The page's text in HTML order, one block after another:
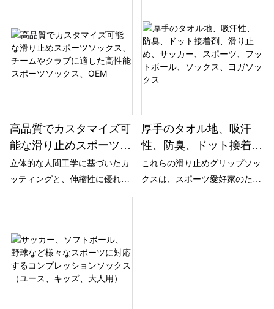
高品質でカスタマイズ可
能な滑り止めスポーツソ
ックス、チームやクラブ
に適した高性能スポーツ
ソックス、OEM
立体的な人間工学に基づいたカ
ッティングと、伸縮性に優れた
糸を分割することで、土踏ま
たフィット感で、あらゆるスポ
ーツ動作中の滑りを防ぎます。
つま先やふくらはぎが締め付け
厚手のタオル地、吸汗
性、防臭、ドット接着
剤、滑り止め、サッカ
ー、スポーツ、フットボ
これらの滑り止めグリップソッ
クスは、スポーツ愛好家のため